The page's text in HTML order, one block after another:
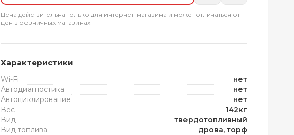
Цена действительна только для интернет-магазина и может отличаться от
цен в розничных магазинах
Характеристики
Wi-Fi
нет
Автодиагностика
нет
Автоциклирование
нет
Вес
142кг
Вид
твердотопливный
Вид топлива
дрова, торф